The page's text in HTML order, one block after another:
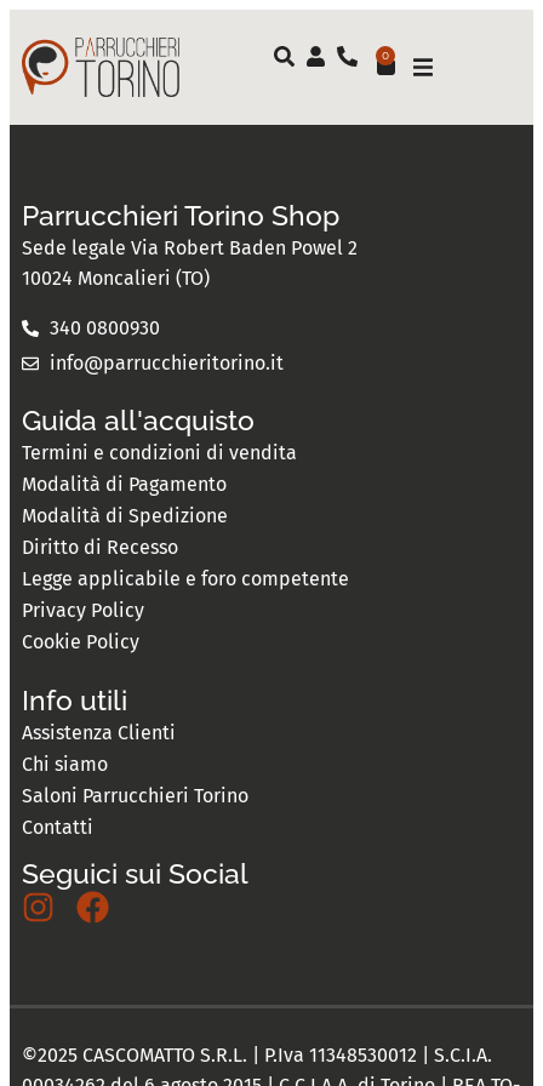
0
Parrucchieri Torino Shop
Sede legale Via Robert Baden Powel 2
10024 Moncalieri (TO)
340 0800930
info@parrucchieritorino.it
Guida all'acquisto
Termini e condizioni di vendita
Modalità di Pagamento
Modalità di Spedizione
Diritto di Recesso
Legge applicabile e foro competente
Privacy Policy
Cookie Policy
Info utili
Assistenza Clienti
Chi siamo
Saloni Parrucchieri Torino
Contatti
Seguici sui Social
©2025 CASCOMATTO S.R.L. | P.Iva 11348530012 | S.C.I.A.